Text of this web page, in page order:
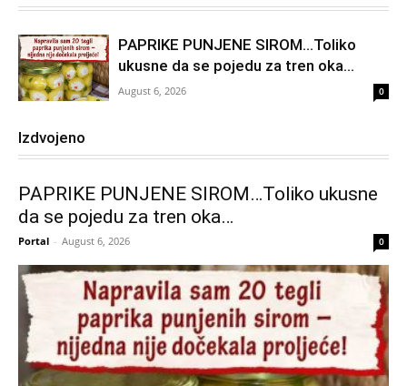
PAPRIKE PUNJENE SIROM…Toliko
ukusne da se pojedu za tren oka…
August 6, 2026 0
Izdvojeno
PAPRIKE PUNJENE SIROM…Toliko ukusne
da se pojedu za tren oka…
Portal - August 6, 2026 0